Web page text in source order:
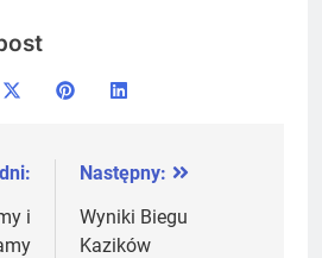
Share
Share
Pinterest
i
Następny:
Wyniki Biegu
Kazików